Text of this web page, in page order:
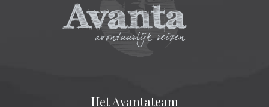
Het Avantateam